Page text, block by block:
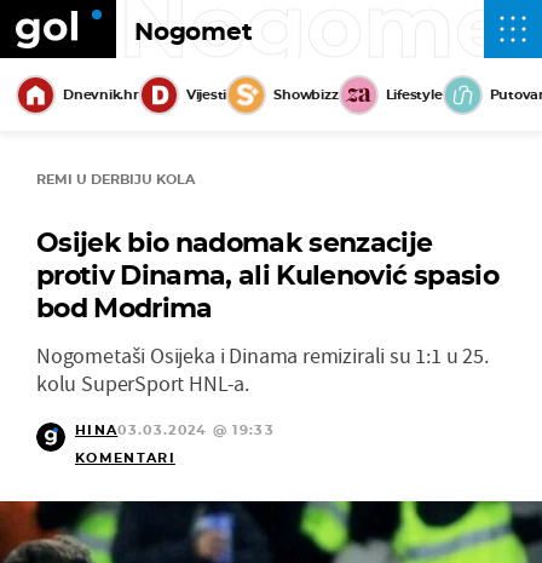
Nogomet
Dnevnik.hr Vijesti Showbizz Lifestyle
REMI U DERBIJU KOLA
Osijek bio nadomak senzacije
protiv Dinama, ali Kulenović spasio
bod Modrima
Nogometaši Osijeka i Dinama remizirali su 1:1 u 25.
kolu SuperSport HNL-a.
HINA03.03.2024 @ 19:33
KOMENTARI